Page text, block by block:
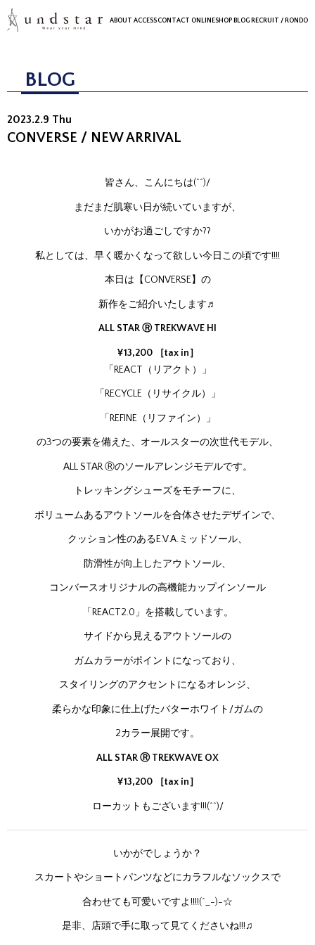
ABOUT ACCESSCONTACT ONLINESHOP BLOG RECRUIT / RONDO
BLOG
2023.2.9 Thu
CONVERSE / NEW ARRIVAL
皆さん、こんにちは(^^)/
まだまだ肌寒い日が続いていますが、
いかがお過ごしですか??
私としては、早く暖かくなって欲しい今日この頃です!!!!
本日は【CONVERSE】の
新作をご紹介いたします♬
ALL STAR Ⓡ TREKWAVE HI
¥13,200 ［tax in］
「REACT（リアクト）」
「RECYCLE（リサイクル）」
「REFINE（リファイン）」
の3つの要素を備えた、オールスターの次世代モデル、
ALL STAR Ⓡのソールアレンジモデルです。
トレッキングシューズをモチーフに、
ボリュームあるアウトソールを合体させたデザインで、
クッション性のあるE.V.A.ミッドソール、
防滑性が向上したアウトソール、
コンバースオリジナルの高機能カップインソール
「REACT2.0」を搭載しています。
サイドから見えるアウトソールの
ガムカラーがポイントになっており、
スタイリングのアクセントになるオレンジ、
柔らかな印象に仕上げたバターホワイト/ガムの
2カラー展開です。
ALL STAR Ⓡ TREKWAVE OX
¥13,200 ［tax in］
ローカットもございます!!!(^^)/
いかがでしょうか？
スカートやショートパンツなどにカラフルなソックスで
合わせても可愛いですよ!!!!(^_-)-☆
是非、店頭で手に取って見てくださいね!!!♫